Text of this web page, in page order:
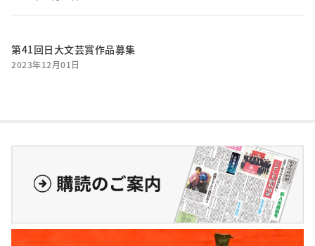
第41回日大文芸賞作品募集
2023年12月01日